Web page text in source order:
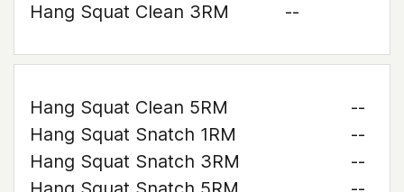
Hang Squat Clean 3RM
--
Hang Squat Clean 5RM
--
Hang Squat Snatch 1RM
--
Hang Squat Snatch 3RM
--